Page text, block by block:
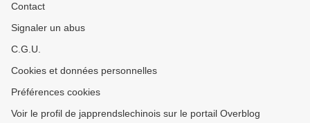
Contact
Signaler un abus
C.G.U.
Cookies et données personnelles
Préférences cookies
Voir le profil de japprendslechinois sur le portail Overblog